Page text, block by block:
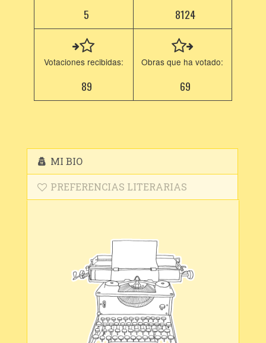
5 8124
Votaciones recibidas:
89
Obras que ha votado:
69
MI BIO
PREFERENCIAS LITERARIAS